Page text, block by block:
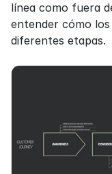
línea como fuera
entender cómo
diferentes etapas.